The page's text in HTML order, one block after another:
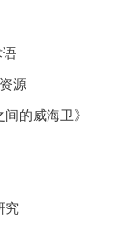
语
源
的威海卫》
究